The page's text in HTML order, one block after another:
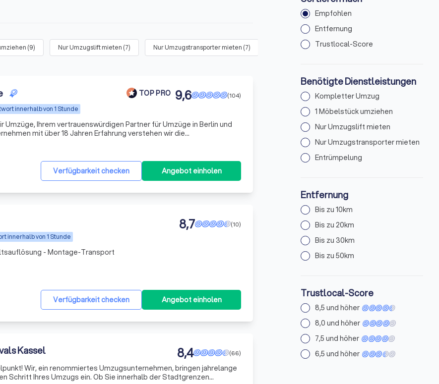
(9) Nur Umzugslift mieten (7) Nur Umzugstransporter mieten (7) Entrümpelung 5 )
TOP PRO
innerhalb von 1 Stunde
(104)
9,6
Umzüge, Ihrem vertrauenswürdigen Partner für Umzüge in Berlin und
mit über 18 Jahren Erfahrung verstehen wir die
die mit einem Umzug verbunden sind. Unser Ziel ist es, Ihnen einen
Verfügbarkeit checken
Angebot einholen
innerhalb von 1 Stunde
(10)
8,7
- Montage-Transport
Verfügbarkeit checken Angebot einholen
Kassel (66)
8,4
Wir, ein renommiertes Umzugsunternehmen, bringen jahrelange
Schritt Ihres Umzugs ein. Ob Sie innerhalb der Stadtgrenzen
Empfohlen
Entfernung
Trustlocal-Score
Benötigte Dienstleistungen
Kompletter Umzug
1 Möbelstück umziehen
Nur Umzugslift mieten
Nur Umzugstransporter mieten
Entrümpelung
Entfernung
Bis zu 10km
Bis zu 20km
Bis zu 30km
Bis zu 50km
Trustlocal-Score
8,5 und höher
8,0 und höher
7,5 und höher
6,5 und höher